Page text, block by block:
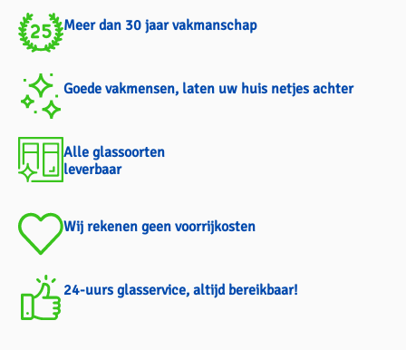
Meer dan 30 jaar vakmanschap
Goede vakmensen, laten uw huis netjes achter
Alle glassoorten
leverbaar
Wij rekenen geen voorrijkosten
24-uurs glasservice, altijd bereikbaar!